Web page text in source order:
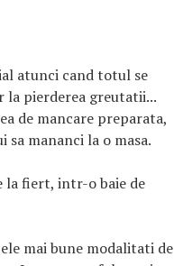
atunci cand totul se
la pierderea greutatii...
de mancare preparata,
mananci la o masa.
la fiert, intr-o baie de
mai bune modalitati de